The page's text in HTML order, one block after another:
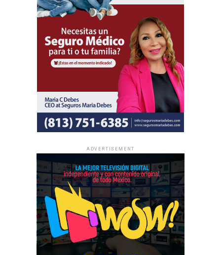
Al igual que las asambleas regionales, la entrada a todas
las asambleas internacionales es completamente gratuita
y no se realizan colectas de dinero.
La información oficial sobre fechas, lugares y el programa
completo de las Asambleas Regionales e Internacionales
ADVERTISEMENT